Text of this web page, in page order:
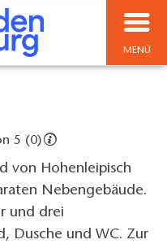
MENÜ
5 (0)
von Hohenleipisch
Nebengebäude.
und drei
Dusche und WC. Zur